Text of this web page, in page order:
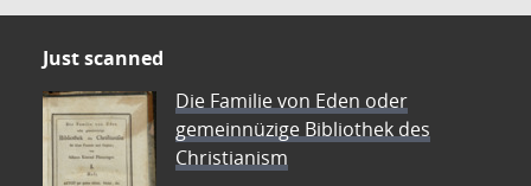
Just scanned
Die Familie von Eden oder
gemeinnüzige Bibliothek des
Christianism